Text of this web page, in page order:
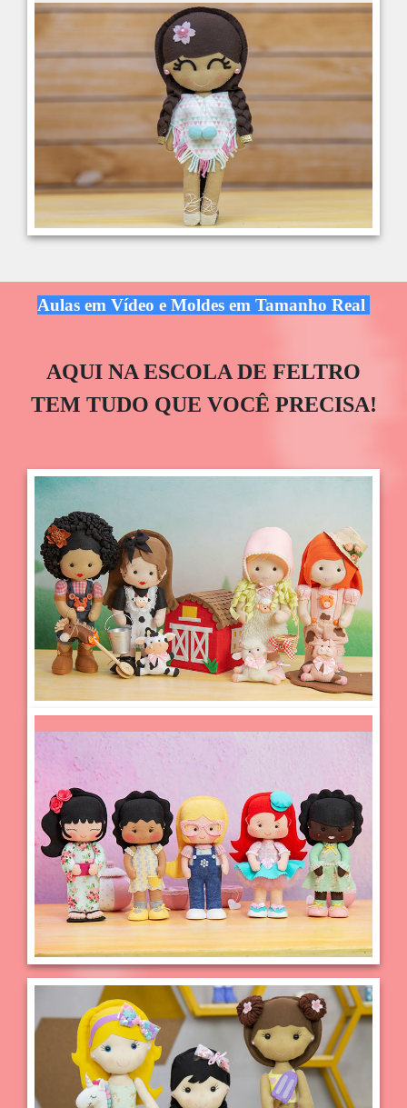
Aulas em Vídeo e Moldes em Tamanho Real
AQUI NA ESCOLA DE FELTRO
TEM TUDO QUE VOCÊ PRECISA!